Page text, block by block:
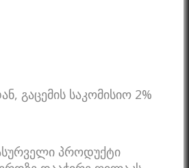
გაცემის საკომისიო 2%
პროდუქტი